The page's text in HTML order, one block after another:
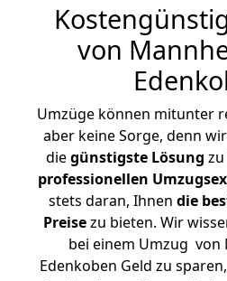
von
Umzüge können mitunter
aber keine Sorge, denn
diegünstigste Lösung
professionellen
stets daran, Ihnen die
Preisezu bieten. Wir
bei einem Umzug von
Edenkoben Geld zu